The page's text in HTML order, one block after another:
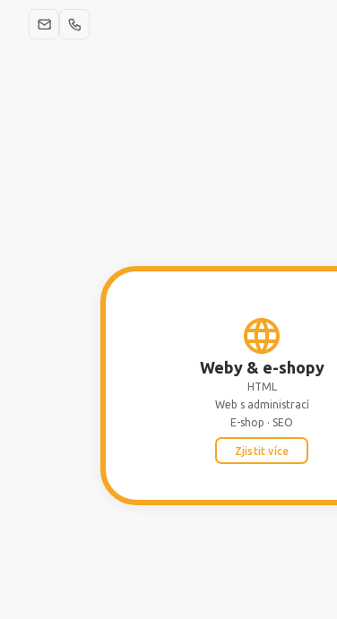
Weby & e-shopy
HTML
Web s administrací
E-shop · SEO
Zjistit více